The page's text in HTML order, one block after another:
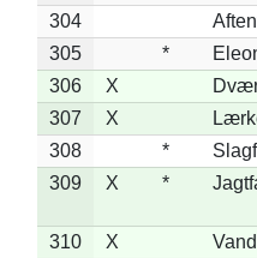
304
305
*
306
X
307
X
308
*
309
X *
310 X